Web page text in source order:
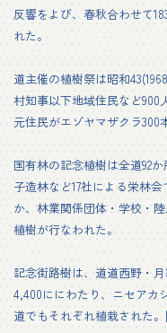
反響をよび、春秋合わせて
れた。
道主催の植樹祭は昭和
村知事以下地域住民など900
元住民がエゾヤマザクラ300
国有林の記念植樹は全道92
子造林など17社による栄林
か、林業関係団体・学校・
植樹が行なわれた。
記念街路樹は、道道西野・
4,400ににわたり、ニセアカ
道でもそれぞれ植栽された。